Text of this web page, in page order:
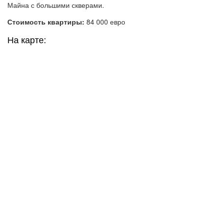
Майна с большими скверами.
Стоимость квартиры: 84 000 евро
На карте: